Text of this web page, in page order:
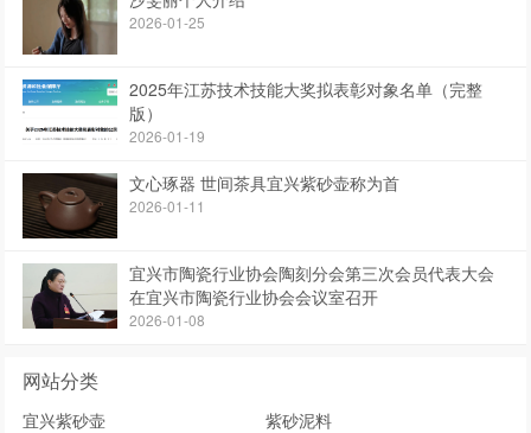
2026-01-25
2025年江苏技术技能大奖拟表彰对象名单（完整
版）
2026-01-19
文心琢器 世间茶具宜兴紫砂壶称为首
2026-01-11
宜兴市陶瓷行业协会陶刻分会第三次会员代表大会
在宜兴市陶瓷行业协会会议室召开
2026-01-08
网站分类
宜兴紫砂壶
紫砂泥料